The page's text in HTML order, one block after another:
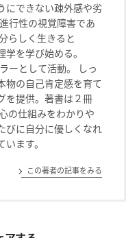
にできない疎外感や劣
行性の視覚障害であ
らしく生きると
を学び始める。
ーとして活動。 しっ
物の自己肯定感を育て
を提供。著書は２冊
の仕組みをわかりや
びに自分に優しくなれ
ます。
この著者の記事をみる